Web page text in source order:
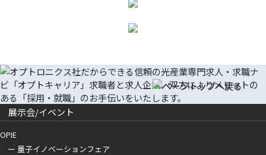
展示会/イベント
OPIE
ー 量子イノベーションフェア